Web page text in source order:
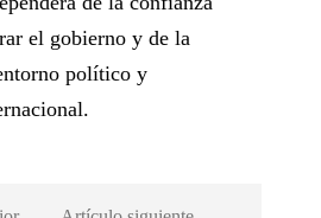
el gobierno y de la
político y